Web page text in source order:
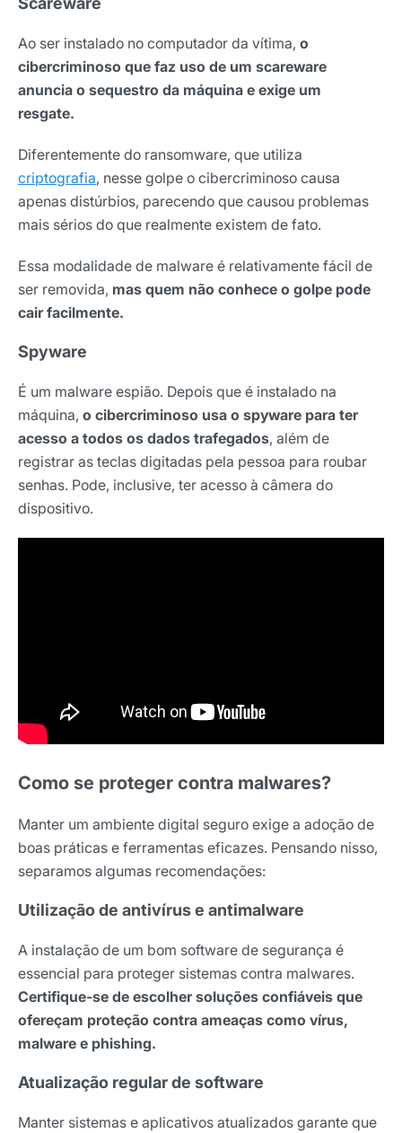
Ao ser instalado no computador da vítima, o
cibercriminoso que faz uso de um scareware
anuncia o sequestro da máquina e exige um
resgate.
Diferentemente do ransomware, que utiliza
criptografia, nesse golpe o cibercriminoso causa
apenas distúrbios, parecendo que causou problemas
mais sérios do que realmente existem de fato.
Essa modalidade de malware é relativamente fácil de
ser removida, mas quem não conhece o golpe pode
cair facilmente.
Spyware
É um malware espião. Depois que é instalado na
máquina, o cibercriminoso usa o spyware para ter
acesso a todos os dados trafegados, além de
registrar as teclas digitadas pela pessoa para roubar
senhas. Pode, inclusive, ter acesso à câmera do
dispositivo.
Como se proteger contra malwares?
Manter um ambiente digital seguro exige a adoção de
boas práticas e ferramentas eficazes. Pensando nisso,
separamos algumas recomendações:
Utilização de antivírus e antimalware
A instalação de um bom software de segurança é
essencial para proteger sistemas contra malwares.
Certifique-se de escolher soluções confiáveis que
ofereçam proteção contra ameaças como vírus,
malware e phishing.
Atualização regular de software
Manter sistemas e aplicativos atualizados garante que
Nome
E-mail
Selecione sua área de atuação
*Ao assinar nossa newsletter, você concorda em receber
Políticas de Privacidade